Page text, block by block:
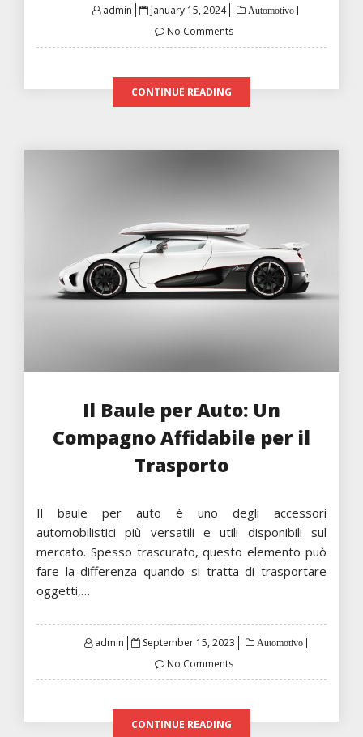
admin
Posted
January 15, 2024 Automotivo
No Comments
CONTINUE READING
Il Baule per Auto: Un
Compagno Affidabile per il
Trasporto
Il baule per auto è uno degli accessori
automobilistici più versatili e utili disponibili sul
mercato. Spesso trascurato, questo elemento può
fare la differenza quando si tratta di trasportare
oggetti,…
admin
Posted
September 15, 2023 Automotivo
No Comments
CONTINUE READING